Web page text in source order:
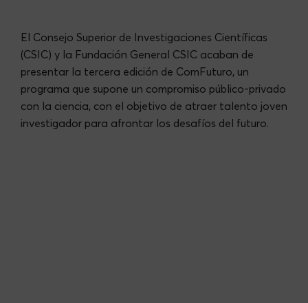
El Consejo Superior de Investigaciones Científicas
(CSIC) y la Fundación General CSIC acaban de
presentar la tercera edición de ComFuturo, un
programa que supone un compromiso público-privado
con la ciencia, con el objetivo de atraer talento joven
investigador para afrontar los desafíos del futuro.